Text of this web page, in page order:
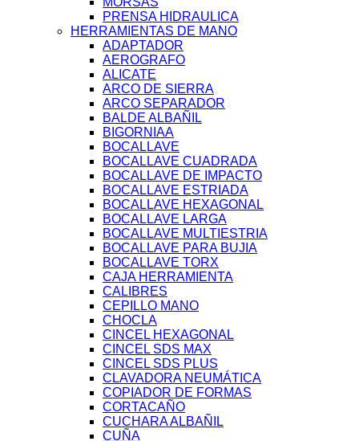
PRENSA HIDRAULICA
HERRAMIENTAS DE MANO
ADAPTADOR
AEROGRAFO
ALICATE
ARCO DE SIERRA
ARCO SEPARADOR
BALDE ALBAÑIL
BIGORNIAA
BOCALLAVE
BOCALLAVE CUADRADA
BOCALLAVE DE IMPACTO
BOCALLAVE ESTRIADA
BOCALLAVE HEXAGONAL
BOCALLAVE LARGA
BOCALLAVE MULTIESTRIA
BOCALLAVE PARA BUJIA
BOCALLAVE TORX
CAJA HERRAMIENTA
CALIBRES
CEPILLO MANO
CHOCLA
CINCEL HEXAGONAL
CINCEL SDS MAX
CINCEL SDS PLUS
CLAVADORA NEUMÁTICA
COPIADOR DE FORMAS
CORTACAÑO
CUCHARA ALBAÑIL
CUÑA